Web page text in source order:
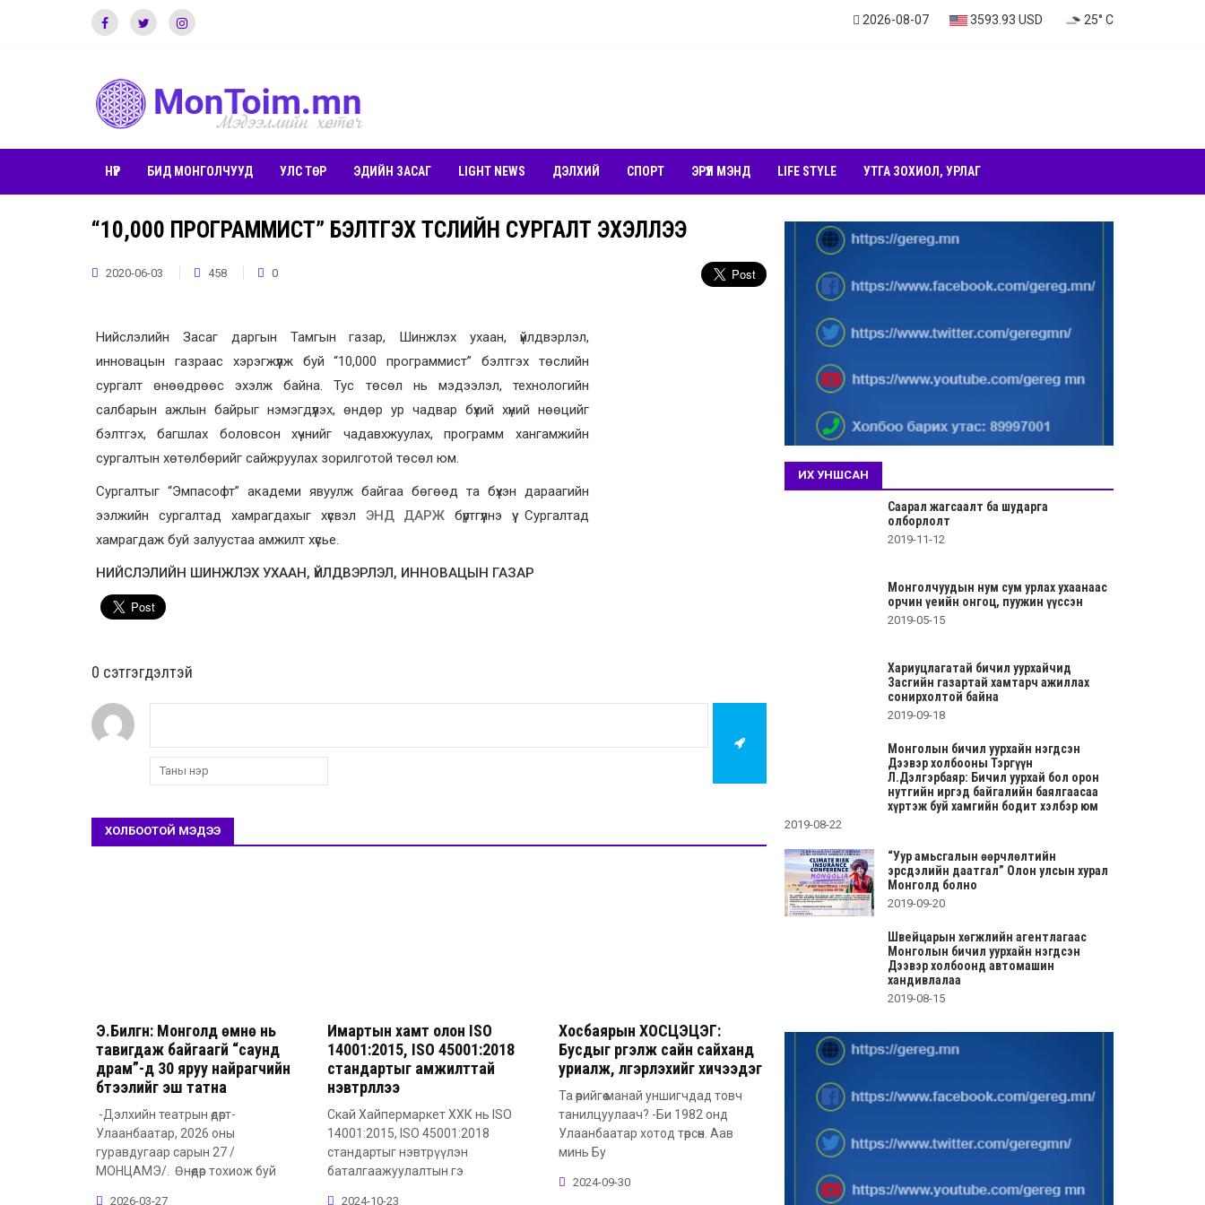
2026-08-07 3593.93 USD 25° C
НҮҮР БИД МОНГОЛЧУУД УЛС ТӨР ЭДИЙН ЗАСАГ LIGHT NEWS ДЭЛХИЙ СПОРТ ЭРҮҮЛ МЭНД LIFE STYLE УТГА ЗОХИОЛ, УРЛАГ
“10,000 ПРОГРАММИСТ” БЭЛТГЭХ ТӨСЛИЙН СУРГАЛТ ЭХЭЛЛЭЭ
2020-06-03 458 0
Нийслэлийн Засаг даргын Тамгын газар, Шинжлэх ухаан, үйлдвэрлэл,
инновацын газраас хэрэгжүүлж буй “10,000 программист” бэлтгэх төслийн
сургалт өнөөдрөөс эхэлж байна. Тус төсөл нь мэдээлэл, технологийн
салбарын ажлын байрыг нэмэгдүүлэх, өндөр ур чадвар бүхий хүний нөөцийг
бэлтгэх, багшлах боловсон хүчнийг чадавхжуулах, программ хангамжийн
сургалтын хөтөлбөрийг сайжруулах зорилготой төсөл юм.
Сургалтыг “Эмпасофт” академи явуулж байгаа бөгөөд та бүхэн дараагийн
ээлжийн сургалтад хамрагдахыг хүсвэл ЭНД ДАРЖ бүртгүүлнэ үү. Сургалтад
хамрагдаж буй залуустаа амжилт хүсье.
НИЙСЛЭЛИЙН ШИНЖЛЭХ УХААН, ҮЙЛДВЭРЛЭЛ, ИННОВАЦЫН ГАЗАР
0 cэтгэгдэлтэй
ХОЛБООТОЙ МЭДЭЭ
Э.Билгүүн: Монголд өмнө нь
тавигдаж байгаагүй “саунд
драм”-д 30 яруу найрагчийн
бүтээлийг эш татна
-Дэлхийн театрын өдөрт-
Улаанбаатар, 2026 оны
гуравдугаар сарын 27 /
МОНЦАМЭ/. Өнөөдөр тохиож буй
2026-03-27
Имартын хамт олон ISO
14001:2015, ISO 45001:2018
стандартыг амжилттай
нэвтрүүллээ
Скай Хайпермаркет ХХК нь ISO
14001:2015, ISO 45001:2018
стандартыг нэвтрүүлэн
баталгаажуулалтын гэ
2024-10-23
Хосбаярын ХОСЦЭЦЭГ:
Бусдыг үргэлж сайн сайханд
уриалж, үлгэрлэхийг хичээдэг
Та өөрийгөө манай уншигчдад товч
танилцуулаач? -Би 1982 онд
Улаанбаатар хотод төрсөн. Аав
минь Бу
2024-09-30
ИХ УНШСАН
Саарал жагсаалт ба шударга
олборлолт
2019-11-12
Монголчуудын нум сум урлах ухаанаас
орчин үеийн онгоц, пуужин үүссэн
2019-05-15
Хариуцлагатай бичил уурхайчид
Засгийн газартай хамтарч ажиллах
сонирхолтой байна
2019-09-18
Монголын бичил уурхайн нэгдсэн
Дээвэр холбооны Тэргүүн
Л.Дэлгэрбаяр: Бичил уурхай бол орон
нутгийн иргэд байгалийн баялгаасаа
хүртэж буй хамгийн бодит хэлбэр юм
2019-08-22
“Уур амьсгалын өөрчлөлтийн
эрсдэлийн даатгал” Олон улсын хурал
Монголд болно
2019-09-20
Швейцарын хөгжлийн агентлагаас
Монголын бичил уурхайн нэгдсэн
Дээвэр холбоонд автомашин
хандивлалаа
2019-08-15